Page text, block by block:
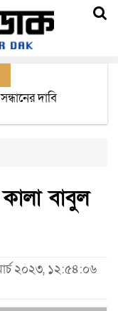
প্রকল্পের কাজ
বাবুল
২০২৩, ১২:৫৪:০৬